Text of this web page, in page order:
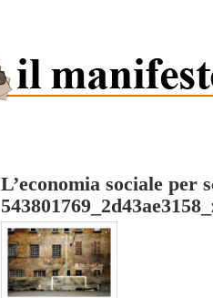
L’economia sociale per